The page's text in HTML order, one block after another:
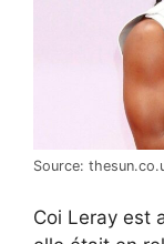
Source:
Coi Leray est